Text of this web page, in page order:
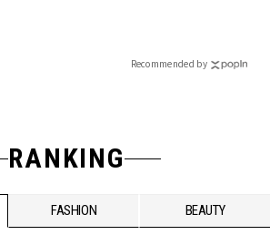
Recommended by
RANKING
FASHION BEAUTY